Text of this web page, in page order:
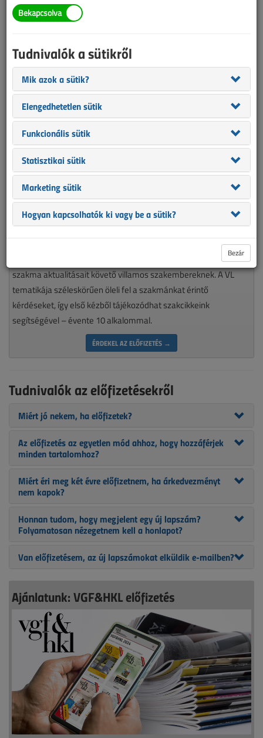
A megvásárolt cikket megkapom nyomtatott formában
Meddig érvényes a hozzáférés a megvásárolt cikkhez?
VL előfizetés
nélkülözhetetlen olvasmánya minden munkájára igényes, a
szakma aktualitásait követő villamos szakembereknek. A VL
tematikája széleskörűen öleli fel a szakmánkat érintő
kérdéseket, így első kézből tájékozódhat szakcikkeink
segítségével – évente 10 alkalommal.
ÉRDEKEL AZ ELŐFIZETÉS →
Tudnivalók az előfizetésekről
Miért jó nekem, ha előfizetek?
Az előfizetés az egyetlen mód ahhoz, hogy hozzáférjek
minden tartalomhoz?
Miért éri meg két évre előfizetnem, ha árkedvezményt
nem kapok?
Honnan tudom, hogy megjelent egy új lapszám?
Folyamatosan nézegetnem kell a honlapot?
Van előfizetésem, az új lapszámokat elküldik e-mailben?
Ajánlatunk: VGF&HKL előfizetés
Tudnivalók a sütikről
Mik azok a sütik?
Elengedhetetlen sütik
Funkcionális sütik
Statisztikai sütik
Marketing sütik
Hogyan kapcsolhatók ki vagy be a sütik?
Bezár